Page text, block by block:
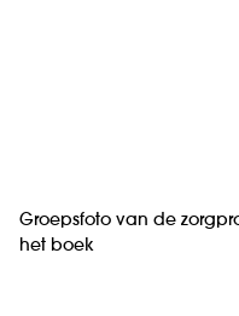
Groepsfoto van de
het boek